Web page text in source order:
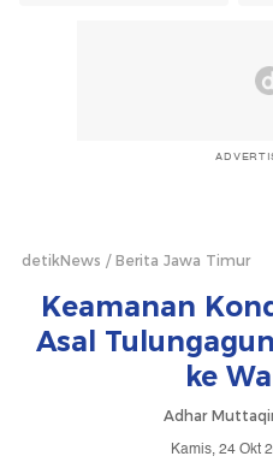
detikNews Berita Jawa Timur
Keamanan
Asal
ke
Adhar
Kamis, 24 Okt